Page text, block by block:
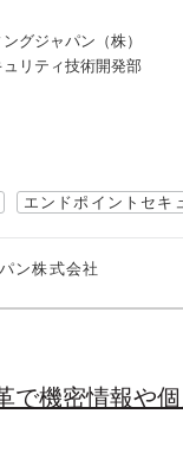
グジャパン（株）
リティ技術開発部
エンドポイントセキ
ン株式会社
で機密情報や